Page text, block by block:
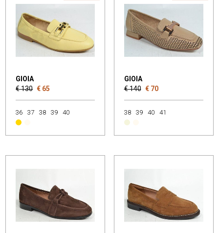
GIOIA
€ 130 € 65
36 37 38 39 40
GIOIA
€ 140 € 70
38 39 40 41